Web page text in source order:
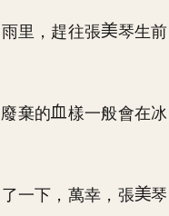
里，趕往張
琴生前
棄的
樣一般會在冰
一下，萬幸，張
琴